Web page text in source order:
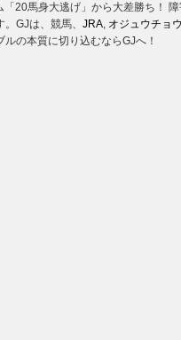
20馬身大逃げ」から大差勝ち！
。GJは、競馬、 JRA, オジュウチョ
の本質に切り込むならGJへ！